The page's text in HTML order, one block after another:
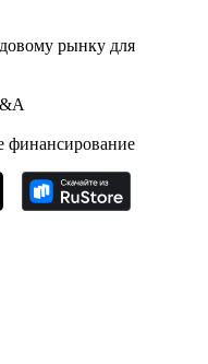
рынку для
финансирование